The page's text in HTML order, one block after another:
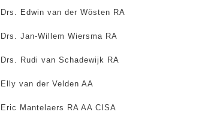
Drs. Edwin van der Wösten RA
Drs. Jan-Willem Wiersma RA
Drs. Rudi van Schadewijk RA
Elly van der Velden AA
Eric Mantelaers RA AA CISA